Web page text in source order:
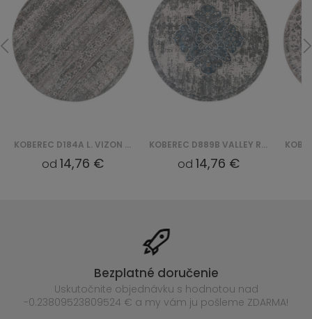
KOBEREC D184A L. VIZON VALLEY ROUND - SZARY
od14,76 €
KOBEREC D889B VALLEY ROUND - NIEBIESKI, BIAŁY
od 14,76 €
Bezplatné doručenie
Uskutočnite objednávku s hodnotou nad
-0.23809523809524 € a my vám ju pošleme ZDARMA!